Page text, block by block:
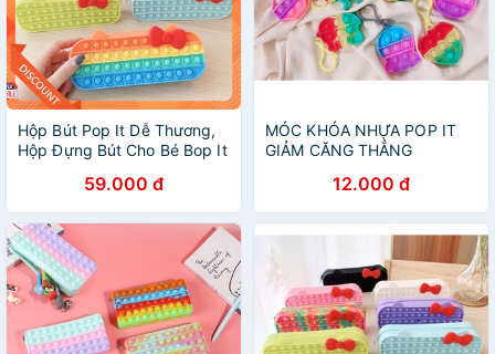
Hộp Bút Pop It Dễ Thương,
Hộp Đựng Bút Cho Bé Bop It
59.000 đ
MÓC KHÓA NHỰA POP IT
GIẢM CĂNG THẲNG
12.000 đ